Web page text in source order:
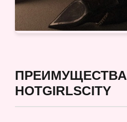
ПРЕИМУЩЕСТВА
HOTGIRLSCITY